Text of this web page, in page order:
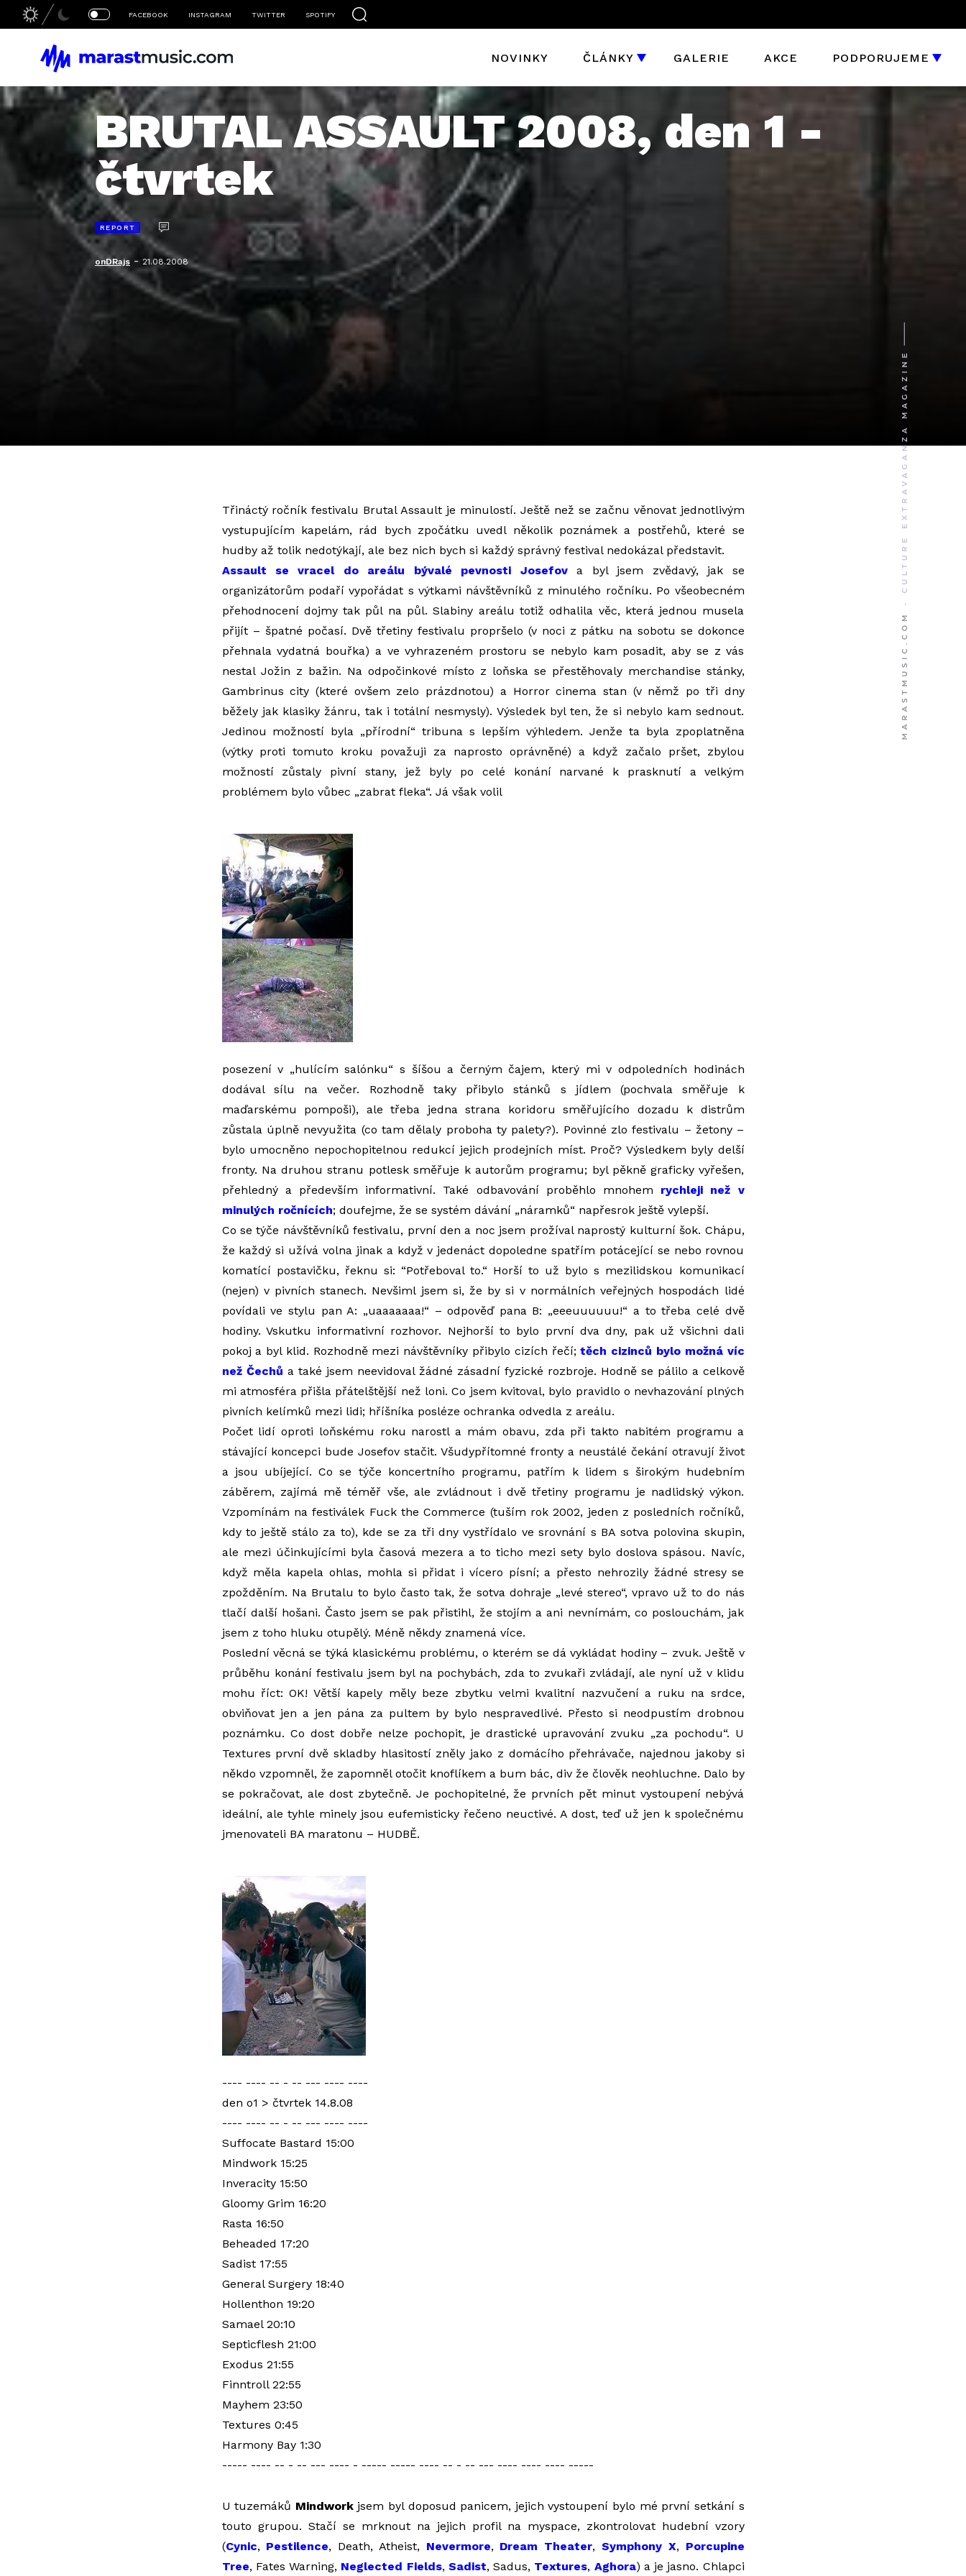
FACEBOOK INSTAGRAM TWITTER SPOTIFY
NOVINKY ČLÁNKY GALERIE AKCE PODPORUJEME
BRUTAL ASSAULT 2008, den 1 -
čtvrtek
REPORT
onDRajs- 21.08.2008
Třináctý ročník festivalu Brutal Assault je minulostí. Ještě než se začnu věnovat jednotlivým
vystupujícím kapelám, rád bych zpočátku uvedl několik poznámek a postřehů, které se
hudby až tolik nedotýkají, ale bez nich bych si každý správný festival nedokázal představit.
Assault se vracel do areálu bývalé pevnosti Josefova byl jsem zvědavý, jak se
organizátorům podaří vypořádat s výtkami návštěvníků z minulého ročníku. Po všeobecném
přehodnocení dojmy tak půl na půl. Slabiny areálu totiž odhalila věc, která jednou musela
přijít – špatné počasí. Dvě třetiny festivalu propršelo (v noci z pátku na sobotu se dokonce
přehnala vydatná bouřka) a ve vyhrazeném prostoru se nebylo kam posadit, aby se z vás
nestal Jožin z bažin. Na odpočinkové místo z loňska se přestěhovaly merchandise stánky,
Gambrinus city (které ovšem zelo prázdnotou) a Horror cinema stan (v němž po tři dny
běžely jak klasiky žánru, tak i totální nesmysly). Výsledek byl ten, že si nebylo kam sednout.
Jedinou možností byla „přírodní“ tribuna s lepším výhledem. Jenže ta byla zpoplatněna
(výtky proti tomuto kroku považuji za naprosto oprávněné) a když začalo pršet, zbylou
možností zůstaly pivní stany, jež byly po celé konání narvané k prasknutí a velkým
problémem bylo vůbec „zabrat fleka“. Já však volil
posezení v „hulícím salónku“ s šíšou a černým čajem, který mi v odpoledních hodinách
dodával sílu na večer. Rozhodně taky přibylo stánků s jídlem (pochvala směřuje k
maďarskému pompoši), ale třeba jedna strana koridoru směřujícího dozadu k distrům
zůstala úplně nevyužita (co tam dělaly proboha ty palety?). Povinné zlo festivalu – žetony –
bylo umocněno nepochopitelnou redukcí jejich prodejních míst. Proč? Výsledkem byly delší
fronty. Na druhou stranu potlesk směřuje k autorům programu; byl pěkně graficky vyřešen,
přehledný a především informativní. Také odbavování proběhlo mnohem rychleji než v
minulých ročnících; doufejme, že se systém dávání „náramků“ napřesrok ještě vylepší.
Co se týče návštěvníků festivalu, první den a noc jsem prožíval naprostý kulturní šok. Chápu,
že každý si užívá volna jinak a když v jedenáct dopoledne spatřím potácející se nebo rovnou
komatící postavičku, řeknu si: “Potřeboval to.“ Horší to už bylo s mezilidskou komunikací
(nejen) v pivních stanech. Nevšiml jsem si, že by si v normálních veřejných hospodách lidé
povídali ve stylu pan A: „uaaaaaaa!“ – odpověď pana B: „eeeuuuuuu!“ a to třeba celé dvě
hodiny. Vskutku informativní rozhovor. Nejhorší to bylo první dva dny, pak už všichni dali
pokoj a byl klid. Rozhodně mezi návštěvníky přibylo cizích řečí;těch cizinců bylo možná víc
než Čechů a také jsem neevidoval žádné zásadní fyzické rozbroje. Hodně se pálilo a celkově
mi atmosféra přišla přátelštější než loni. Co jsem kvitoval, bylo pravidlo o nevhazování plných
pivních kelímků mezi lidi; hříšníka posléze ochranka odvedla z areálu.
Počet lidí oproti loňskému roku narostl a mám obavu, zda při takto nabitém programu a
stávající koncepci bude Josefov stačit. Všudypřítomné fronty a neustálé čekání otravují život
a jsou ubíjející. Co se týče koncertního programu, patřím k lidem s širokým hudebním
záběrem, zajímá mě téměř vše, ale zvládnout i dvě třetiny programu je nadlidský výkon.
Vzpomínám na festiválek Fuck the Commerce (tuším rok 2002, jeden z posledních ročníků,
kdy to ještě stálo za to), kde se za tři dny vystřídalo ve srovnání s BA sotva polovina skupin,
ale mezi účinkujícími byla časová mezera a to ticho mezi sety bylo doslova spásou. Navíc,
když měla kapela ohlas, mohla si přidat i vícero písní; a přesto nehrozily žádné stresy se
zpožděním. Na Brutalu to bylo často tak, že sotva dohraje „levé stereo“, vpravo už to do nás
tlačí další hošani. Často jsem se pak přistihl, že stojím a ani nevnímám, co poslouchám, jak
jsem z toho hluku otupělý. Méně někdy znamená více.
Poslední věcná se týká klasickému problému, o kterém se dá vykládat hodiny – zvuk. Ještě v
průběhu konání festivalu jsem byl na pochybách, zda to zvukaři zvládají, ale nyní už v klidu
mohu říct: OK! Větší kapely měly beze zbytku velmi kvalitní nazvučení a ruku na srdce,
obviňovat jen a jen pána za pultem by bylo nespravedlivé. Přesto si neodpustím drobnou
poznámku. Co dost dobře nelze pochopit, je drastické upravování zvuku „za pochodu“. U
Textures první dvě skladby hlasitostí zněly jako z domácího přehrávače, najednou jakoby si
někdo vzpomněl, že zapomněl otočit knoflíkem a bum bác, div že člověk neohluchne. Dalo by
se pokračovat, ale dost zbytečně. Je pochopitelné, že prvních pět minut vystoupení nebývá
ideální, ale tyhle minely jsou eufemisticky řečeno neuctivé. A dost, teď už jen k společnému
jmenovateli BA maratonu – HUDBĚ.
---- ---- -- - -- --- ---- ----
den o1 > čtvrtek 14.8.08
---- ---- -- - -- --- ---- ----
Suffocate Bastard 15:00
Mindwork 15:25
Inveracity 15:50
Gloomy Grim 16:20
Rasta 16:50
Beheaded 17:20
Sadist 17:55
General Surgery 18:40
Hollenthon 19:20
Samael 20:10
Septicflesh 21:00
Exodus 21:55
Finntroll 22:55
Mayhem 23:50
Textures 0:45
Harmony Bay 1:30
----- ---- -- - -- --- ---- - ----- ----- ---- -- - -- --- ---- ---- ---- -----
U tuzemáků Mindworkjsem byl doposud panicem, jejich vystoupení bylo mé první setkání s
touto grupou. Stačí se mrknout na jejich profil na myspace, zkontrolovat hudební vzory
(Cynic, Pestilence, Death, Atheist, Nevermore, Dream Theater, Symphony X, Porcupine
Tree, Fates Warning, Neglected Fields, Sadist, Sadus, Textures, Aghora) a je jasno. Chlapci